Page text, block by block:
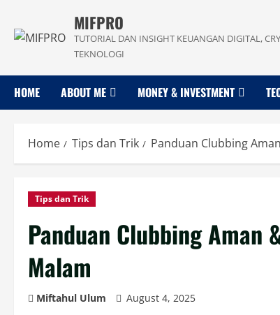
content
MIFPRO
TUTORIAL DAN INSIGHT KEUANGAN DIGITAL,
TEKNOLOGI
HOME ABOUT ME MONEY & INVESTMENT
Home Tips dan Trik Panduan Clubbing
Tips dan Trik
Panduan Clubbing Aman
Malam
Miftahul Ulum August 4, 2025